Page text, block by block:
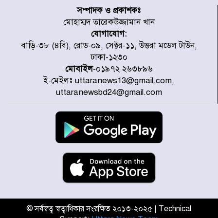
উদ্যোগে উত্তরা ১৩ নং সেক্টর-এ
পরিষ্কার-পরিচ্ছন্নতা অভিযান
ডিএমপির অভিযানে ২৪ ঘণ্টায় গ্রেপ্তার
৫০৪, উদ্ধার মাদক-অস্ত্র
সন্দ্বীপের চরে বিপদে পড়া কচ্ছপ উদ্ধার
সাগরে অবমুক্ত
মাতারবাড়ী পৌঁছে নির্ধারিত কর্মসূচিতে
যোগ দিয়েছেন প্রধানমন্ত্রী
জাতীয় সাংবাদিক সংস্থার পিরোজপুর
জেলা কমিটি অনুমোদন
সম্পাদক ও প্রকাশকঃ
মোহাম্মদ তারেকউজ্জামান খান
যোগাযোগ:
বাড়ি-৩৮ (৪বি), রোড-০৯, সেক্টর-১১, উত্তরা মডেল টাউন,
ঢাকা-১২৩০
মোবাইল-০১৯৭২ ২৬৩৮৯৬
ই-মেইলঃ uttaranews13@gmail.com,
uttaranewsbd24@gmail.com
© সর্বস্বত্ব স্বত্বাধিকার সংরক্ষিত ২০১৩-২০২৫ | Technical